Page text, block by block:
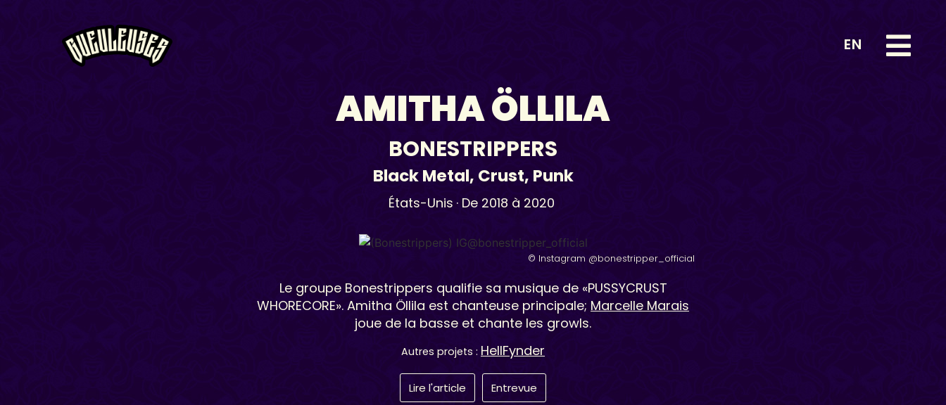
EN
AMITHA ÖLLILA
BONESTRIPPERS
Black Metal, Crust, Punk
États-Unis · De 2018 à 2020
© Instagram @bonestripper_official
Le groupe Bonestrippers qualifie sa musique de «PUSSYCRUST
WHORECORE». Amitha Öllila est chanteuse principale; Marcelle Marais
joue de la basse et chante les growls.
Autres projets : HellFynder
Lire l'article Entrevue